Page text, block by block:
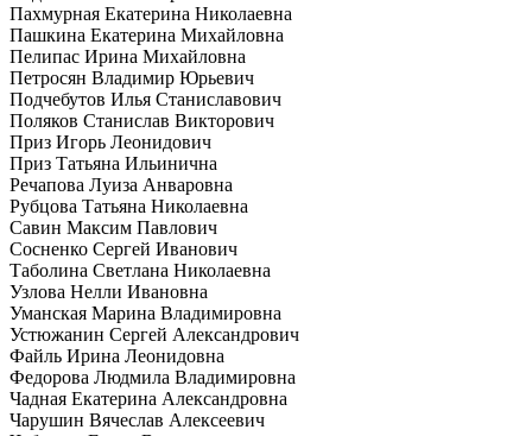
Пахмурная Екатерина Николаевна
Пашкина Екатерина Михайловна
Пелипас Ирина Михайловна
Петросян Владимир Юрьевич
Подчебутов Илья Станиславович
Поляков Станислав Викторович
Приз Игорь Леонидович
Приз Татьяна Ильинична
Речапова Луиза Анваровна
Рубцова Татьяна Николаевна
Савин Максим Павлович
Сосненко Сергей Иванович
Таболина Светлана Николаевна
Узлова Нелли Ивановна
Уманская Марина Владимировна
Устюжанин Сергей Александрович
Файль Ирина Леонидовна
Федорова Людмила Владимировна
Чадная Екатерина Александровна
Чарушин Вячеслав Алексеевич